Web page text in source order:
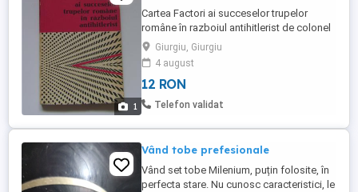
1
Cartea Factori ai succeselor trupelor
române în razboiul antihitlerist de colonel
dr. Florian Tucă, a apărut la Editura Militară
din Bucuresti în 1979, în 288 pag.
Surprinzător pentru acele timpuri este
faptul că s-a putut publica un cuprins în
limba engleză, alături de unul în limba
Giurgiu, Giurgiu
4 august
12 RON
Telefon validat
Vând tobe prefesionale
Vând set tobe Milenium, puțin folosite, în
perfecta stare. Nu cunosc caracteristici, le